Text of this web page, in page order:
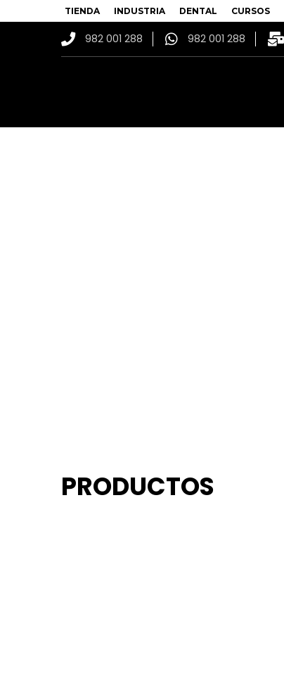
TIENDA INDUSTRIA DENTAL CURSOS
982 001 288 982 001 288
PRODUCTOS